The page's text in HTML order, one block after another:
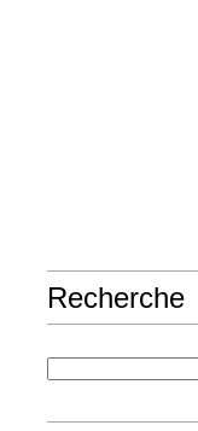
Recherche